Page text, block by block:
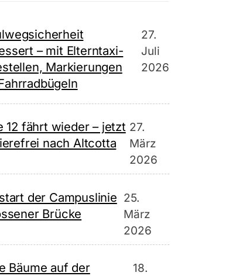
– mit Elterntaxi-
Markierungen
27.
Juli
2026
12 fährt wieder – jetzt
nach Altcotta
27.
März
2026
der Campuslinie
Brücke
25.
März
2026
Bäume auf der
18.